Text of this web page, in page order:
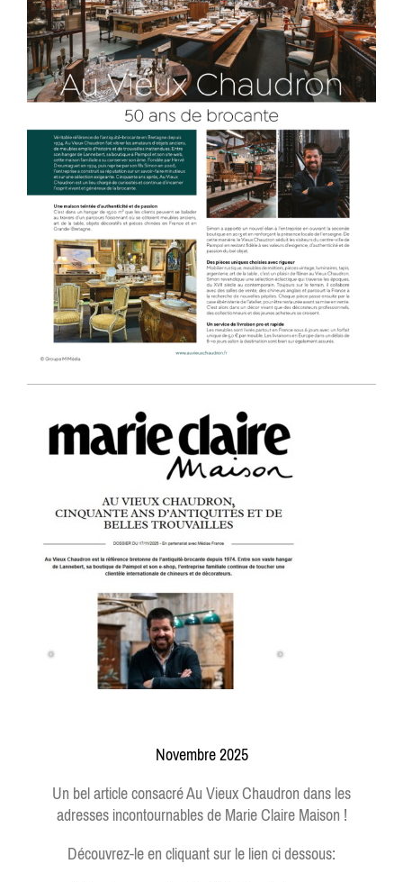
Novembre 2025
Un bel article consacré Au Vieux Chaudron dans les
adresses incontournablesde Marie Claire Maison !
Découvrez-le en cliquant sur le lien ci dessous: